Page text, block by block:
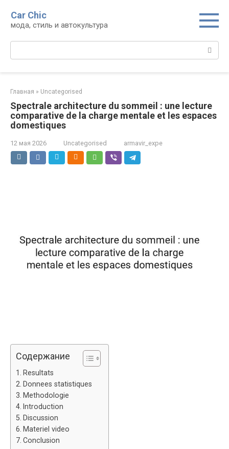
контенту
Car Chic
мода, стиль и автокультура
Поиск:
Главная » Uncategorised
Spectrale architecture du sommeil : une lecture
comparative de la charge mentale et les espaces
domestiques
12 мая 2026 Uncategorised armavir_expe
Содержание
Resultats
Donnees statistiques
Methodologie
Introduction
Discussion
Materiel video
Conclusion